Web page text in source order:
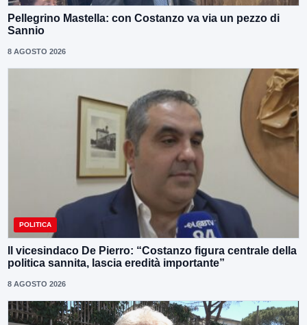
Pellegrino Mastella: con Costanzo va via un pezzo di
Sannio
8 AGOSTO 2026
POLITICA
Il vicesindaco De Pierro: “Costanzo figura centrale della
politica sannita, lascia eredità importante”
8 AGOSTO 2026